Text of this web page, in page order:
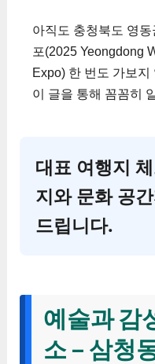
아직도 충청북도 영
포(2025 Yeongdong
Expo) 한 번도 가보지
이 글을 통해 꼼꼼히
대표 여행지
지와 문화 공
드립니다.
예술과 감
소 – 삼청